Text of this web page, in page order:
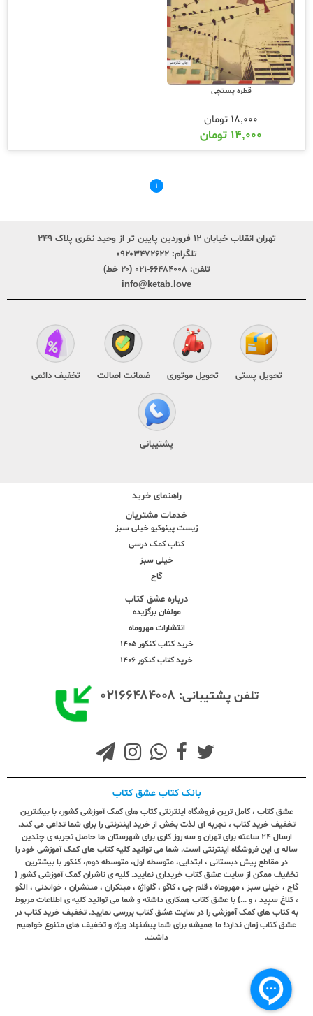
قطره پستچی
۱۸,۰۰۰تومان
۱۴,۰۰۰ تومان
۱
تهران انقلاب خیابان ۱۲ فروردین پایین تر از وحید نظری پلاک ۲۴۹
تلگرام: ۰۹۲۰۳۴۷۲۶۲۲
تلفن: ۶۶۴۸۴۰۰۸-۰۲۱ (۲۰ خط)
info@ketab.love
تحویل پستی تحویل موتوری ضمانت اصالت تخفیف دائمی
پشتیبانی
راهنمای خرید
خدمات مشتریان
زیست پینوکیو خیلی سبز
کتاب کمک درسی
خیلی سبز
گاج
درباره عشق کتاب
مولفان برگزیده
انتشارات مهروماه
خرید کتاب کنکور 1405
خرید کتاب کنکور 1406
تلفن پشتیبانی: ۰۲۱۶۶۴۸۴۰۰۸
بانک کتاب عشق کتاب
عشق کتاب ، کامل ترین فروشگاه اینترنتی کتاب های کمک آموزشی کشور، با بیشترین
تخفیف خرید کتاب ، تجربه ای لذت بخش از خرید اینترنتی را برای شما تداعی می کند.
ارسال ٢٤ ساعته برای تهران و سه روز کاری برای شهرستان ها حاصل تجربه ی چندین
ساله ی این فروشگاه اینترنتی است. شما می توانید کلیه کتاب های کمک آموزشی خود را
در مقاطع پیش دبستانی ، ابتدایی، متوسطه اول، متوسطه دوم، کنکور با بیشترین
تخفیف ممکن از سایت عشق کتاب خریداری نمایید. کلیه ی ناشران کمک آموزشی کشور (
گاج ، خیلی سبز ، مهروماه ، قلم چی ، کاگو ، گلواژه ، مبتکران ، منتشران ، خواندنی ، الگو
، کلاغ سپید ، و ...) با عشق کتاب همکاری داشته و شما می توانید کلیه ی اطلاعات مربوط
به کتاب های کمک آموزشی را در سایت عشق کتاب بررسی نمایید. تخفیف خرید کتاب در
عشق کتاب زمان ندارد! ما همیشه برای شما پیشنهاد ویژه و تخفیف های متنوع خواهیم
داشت.